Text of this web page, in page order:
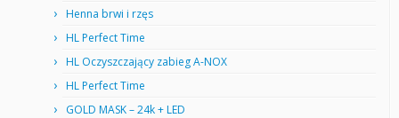
Henna brwi i rzęs
HL Perfect Time
HL Oczyszczający zabieg A-NOX
HL Perfect Time
GOLD MASK – 24k + LED